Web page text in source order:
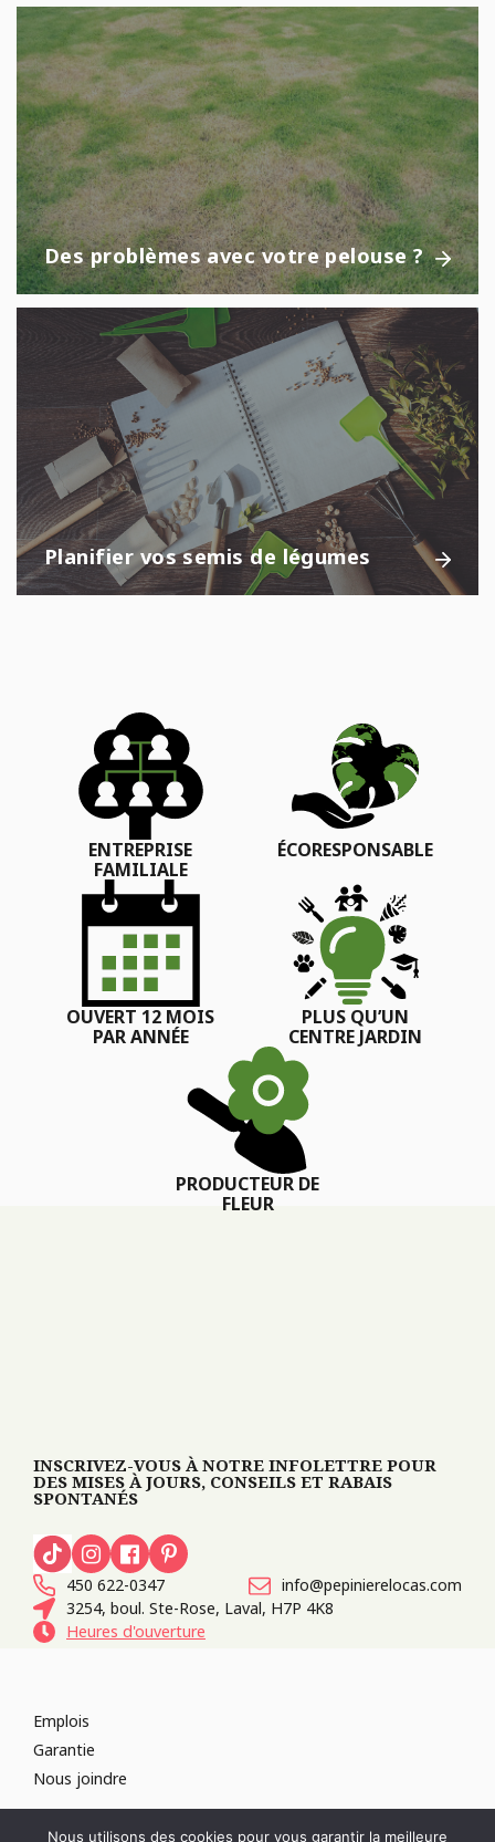
Des problèmes avec votre pelouse ?
Planifier vos semis de légumes
ENTREPRISE
FAMILIALE
ÉCORESPONSABLE
OUVERT 12 MOIS
PAR ANNÉE
PLUS QU’UN
CENTRE JARDIN
PRODUCTEUR DE
FLEUR
INSCRIVEZ-VOUS À NOTRE INFOLETTRE POUR
DES MISES À JOURS, CONSEILS ET RABAIS
SPONTANÉS
450 622-0347
info@pepinierelocas.com
3254, boul. Ste-Rose, Laval, H7P 4K8
Heures d'ouverture
Emplois
Garantie
Nous joindre
Nous utilisons des cookies pour vous garantir la meilleure